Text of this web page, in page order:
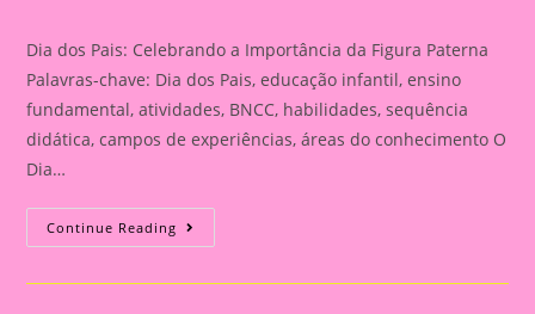
Dia dos Pais: Celebrando a Importância da Figura Paterna
Palavras-chave: Dia dos Pais, educação infantil, ensino
fundamental, atividades, BNCC, habilidades, sequência
didática, campos de experiências, áreas do conhecimento O
Dia…
Continue Reading Cartão
Lembrança
O